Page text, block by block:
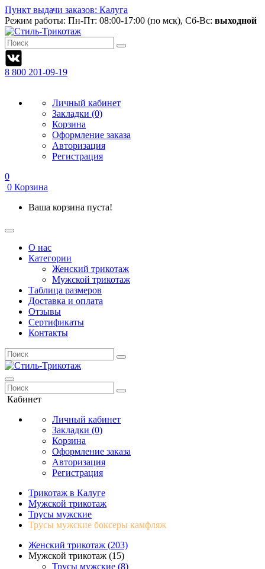
Пункт выдачи заказов: Калуга
Режим работы: Пн-Пт: 08:00-17:00 (по мск), Сб-Вс: выходной
8 800 201-09-19
Личный кабинет
Закладки (0)
Корзина
Оформление заказа
Авторизация
Регистрация
0
0 Корзина
Ваша корзина пуста!
О нас
Категории
Женский трикотаж
Мужской трикотаж
Таблица размеров
Доставка и оплата
Отзывы
Сертификаты
Контакты
Кабинет
Личный кабинет
Закладки (0)
Корзина
Оформление заказа
Авторизация
Регистрация
Трикотаж в Калуге
Мужской трикотаж
Трусы мужские
Трусы мужские боксеры камфляж
Женский трикотаж (203)
Мужской трикотаж (15)
Трусы мужские (8)